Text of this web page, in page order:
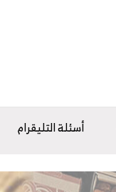
أسئلة التليقرام